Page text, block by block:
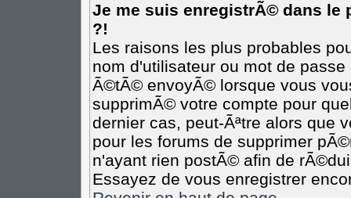
Je me suis enregistrÃ© dans le
?!
Les raisons les plus probables
nom d'utilisateur ou mot de
Ã©tÃ© envoyÃ© lorsque vous
supprimÃ© votre compte pour
dernier cas, peut-Ãªtre alors que
pour les forums de supprimer
n'ayant rien postÃ© afin de
Essayez de vous enregistrer